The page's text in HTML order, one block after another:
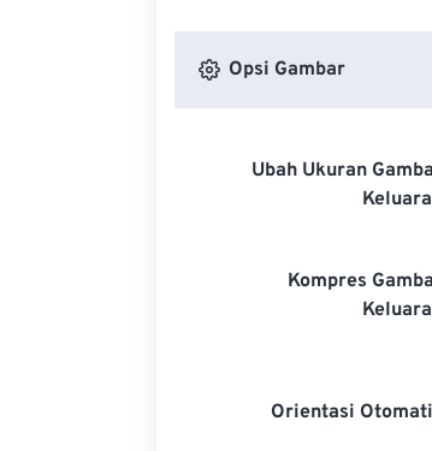
Opsi Gambar
Ubah Ukuran
Kompres
Orientasi